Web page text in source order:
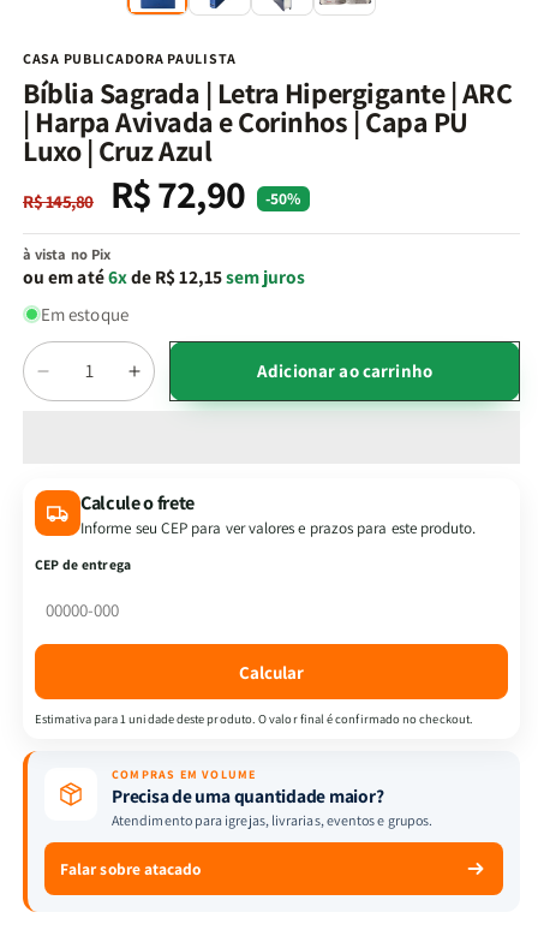
CASA PUBLICADORA PAULISTA
Bíblia Sagrada | Letra Hipergigante | ARC
| Harpa Avivada e Corinhos | Capa PU
Luxo | Cruz Azul
Preço
normal
R$ 145,80
Preço
promocional
R$ 72,90 -50%
à vista no Pix
ou em até6xde R$ 12,15sem juros
Em estoque
Quantidade
Diminuir
a
Sagrada
|
Letra
|
Avivada
Capa
Luxo
|
Aumentar
a
Sagrada
|
Avivada
|
Capa
Luxo
Adicionar ao carrinho
Calcule o frete
Informe seu CEP para ver valores e prazos para este produto.
CEP de entrega
Calcular
Estimativa para 1 unidade deste produto. O valor final é confirmado no checkout.
COMPRAS EM VOLUME
Precisa de uma quantidade maior?
Atendimento para igrejas, livrarias, eventos e grupos.
Falar sobre atacado